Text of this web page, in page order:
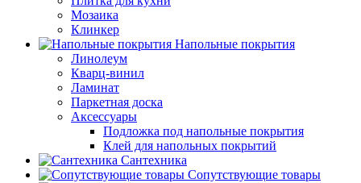
Мозаика
Клинкер
Напольные покрытия
Линолеум
Кварц-винил
Ламинат
Паркетная доска
Аксессуары
Подложка под напольные покрытия
Клей для напольных покрытий
Сантехника
Сопутствующие товары